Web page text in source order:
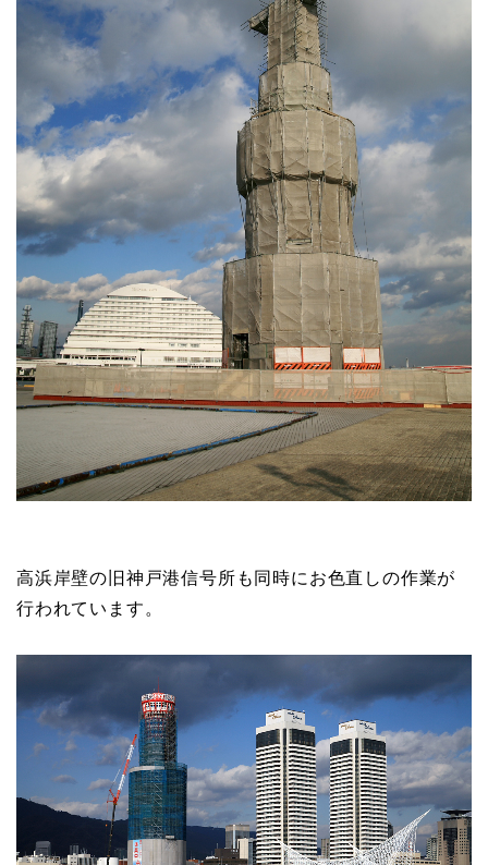
高浜岸壁の旧神戸港信号所も同時にお色直しの作業が
行われています。